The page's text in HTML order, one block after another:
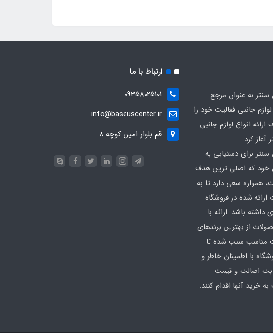
به عنوان مرجع
جانبی فعالیت خود را
هدف ارائه انواع لوازم جانبی
آغاز کرد.
برای دستیابی به
خود که اصلی‌ ترین هدف
همواره سعی دارد تا به
شده در فروشگاه
داشته باشد. ارائه با
از بهترین برندهای
مناسب سبب شده تا
با اطمینان خاطر و
اصالت و قیمت
خرید آنها اقدام کنند.
ارتباط با ما
09358025101
info@baseuscenter.ir
قم بلوار امین کوچه 8